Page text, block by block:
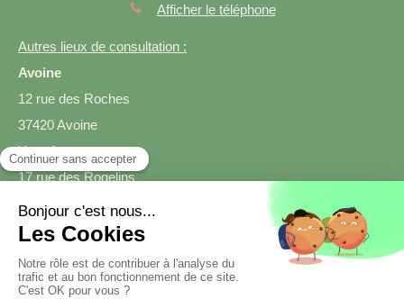
Afficher le téléphone
Autres lieux de consultation :
Avoine
12 rue des Roches
37420 Avoine
Varrains
17 rue des Rogelins
49400 Varrains
Prendre rendez-vous
Création et référencement du site par Simplébo